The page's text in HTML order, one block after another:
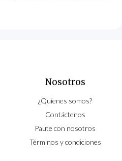
Nosotros
¿Quíenes somos?
Contáctenos
Paute con nosotros
Términos y condiciones